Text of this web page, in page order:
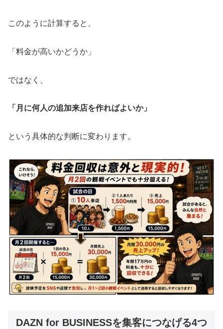
このように計算すると、
「料金が高いかどうか」
ではなく、
「月に何人の追加来店を作ればよいか」
という具体的な判断に変わります。
DAZN for BUSINESSを集客につなげる4つ